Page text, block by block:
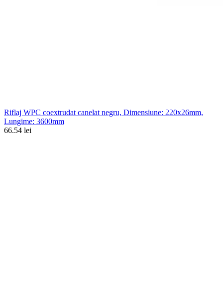
Riflaj WPC coextrudat canelat negru, Dimensiune: 220x26mm,
Lungime: 3600mm
66.54 lei